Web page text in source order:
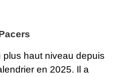
plus haut niveau depuis
en 2025. Il a